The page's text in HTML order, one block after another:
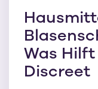
Was
Discreet